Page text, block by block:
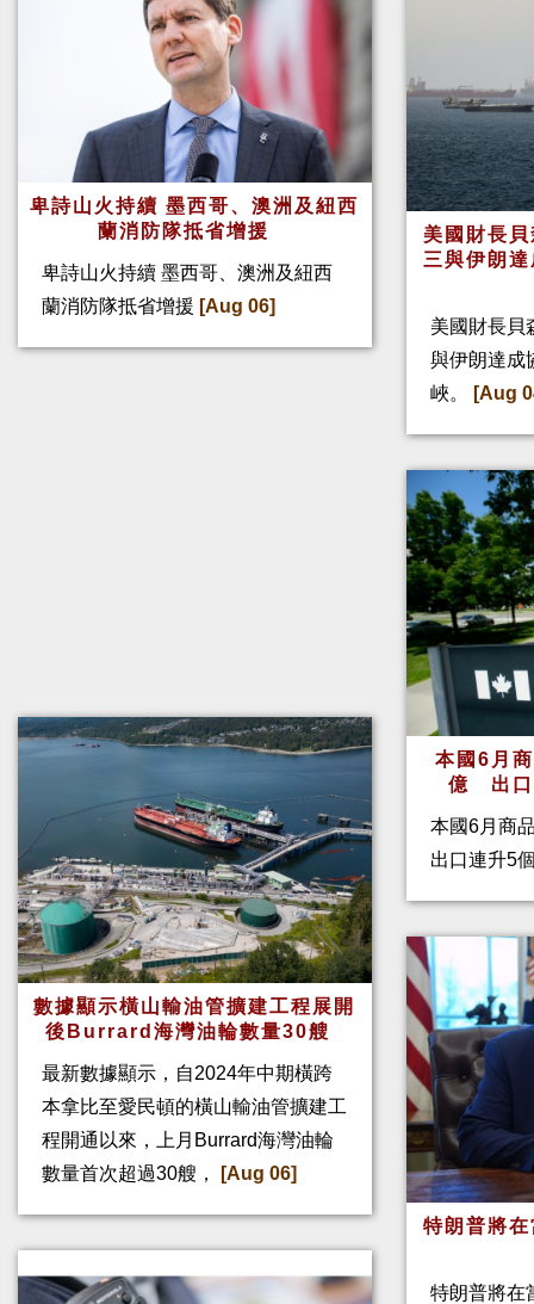
卑詩山火持續 墨西哥、澳洲及紐西
蘭消防隊抵省增援
卑詩山火持續 墨西哥、澳洲及紐西
蘭消防隊抵省增援 [Aug 06]
數據顯示橫山輸油管擴建工程展開
後Burrard海灣油輪數量30艘
最新數據顯示，自2024年中期橫跨
本拿比至愛民頓的橫山輸油管擴建工
程開通以來，上月Burrard海灣油輪
數量首次超過30艘，
[Aug 06]
美國財長
三與伊朗
美國財長貝
與伊朗達成
峽。
[Aug
本國6月
億 出口
本國6月商
出口連升5
特朗普將
特朗普將在